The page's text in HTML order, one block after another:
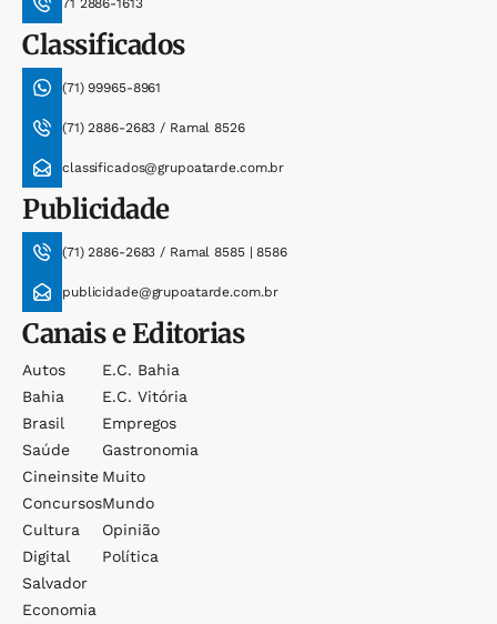
71 2886-1613
Classificados
(71) 99965-8961
(71) 2886-2683 / Ramal 8526
classificados@grupoatarde.com.br
Publicidade
(71) 2886-2683 / Ramal 8585 | 8586
publicidade@grupoatarde.com.br
Canais e Editorias
Autos
Bahia
Brasil
Saúde
Cineinsite
Concursos
Cultura
Digital
Salvador
Economia
E.c. Bahia
E.c. Vitória
Empregos
Gastronomia
Muito
Mundo
Opinião
Política